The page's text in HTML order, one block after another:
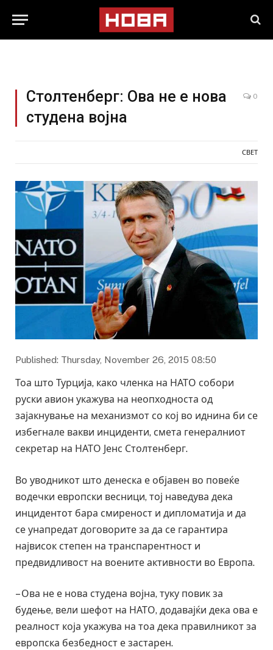
Столтенберг: Ова не е нова
студена војна
0
СВЕТ
Published: Thursday, November 26, 2015 08:50
Тоа што Турција, како членка на НАТО собори
руски авион укажува на неопходноста од
зајакнување на механизмот со кој во иднина би се
избегнале вакви инциденти, смета генералниот
секретар на НАТО Јенс Столтенберг.
Во уводникот што денеска е објавен во повеќе
водечки европски весници, тој наведува дека
инцидентот бара смиреност и дипломатија и да
се унапредат договорите за да се гарантира
највисок степен на транспарентност и
предвидливост на воените активности во Европа.
– Ова не е нова студена војна, туку повик за
будење, вели шефот на НАТО, додавајќи дека ова е
реалност која укажува на тоа дека правилникот за
европска безбедност е застарен.